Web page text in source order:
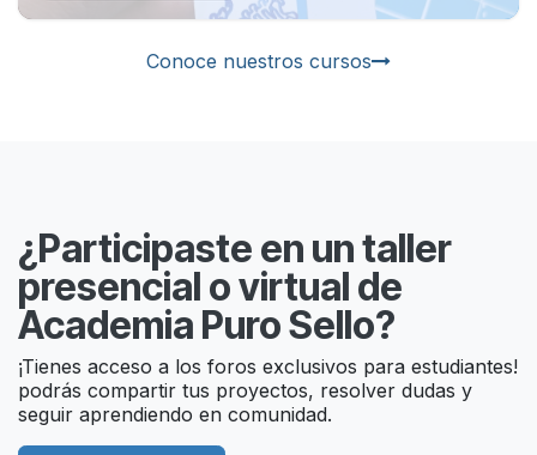
Conoce nuestros cursos
¿Participaste en un taller
presencial o virtual de
Academia Puro Sello?
¡Tienes acceso a los foros exclusivos para estudiantes!
podrás compartir tus proyectos, resolver dudas y
seguir aprendiendo en comunidad.